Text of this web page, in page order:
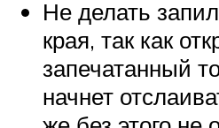
Не делать
края, так как
запечатанный
начнет